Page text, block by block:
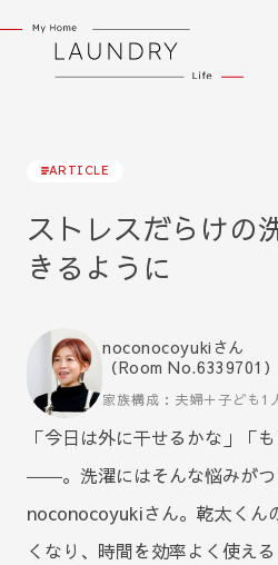
ARTICLE
ストレスだらけの
きるように
noconocoyukiさん
（Room No.6339701）
家族構成：夫婦＋子ども1
「今日は外に干せるかな」「
――。洗濯にはそんな悩みがつ
noconocoyukiさん。乾太くん
くなり、時間を効率よく使え